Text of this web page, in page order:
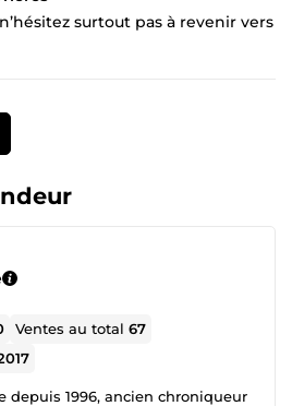
surtout pas à revenir vers
Ventes au total67
depuis 1996, ancien chroniqueur